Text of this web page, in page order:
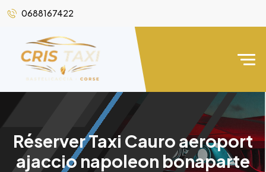
0688167422
Réserver Taxi Cauro aeroport
ajaccio napoleon bonaparte